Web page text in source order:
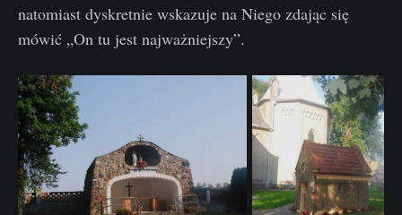
natomiast dyskretnie wskazuje na Niego zdając się
mówić „On tu jest najważniejszy”.